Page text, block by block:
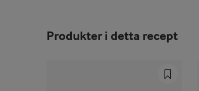
Produkter i detta recept